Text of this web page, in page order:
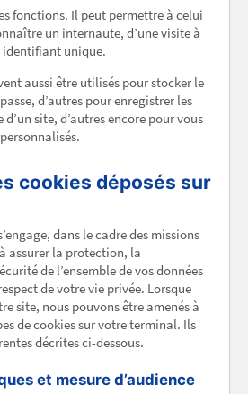
fonctions. Il peut permettre à celui
un internaute, d’une visite à
identifiant unique.
aussi être utilisés pour stocker le
d’autres pour enregistrer les
site, d’autres encore pour vous
cookies déposés sur
dans le cadre des missions
assurer la protection, la
de l’ensemble de vos données
de votre vie privée. Lorsque
site, nous pouvons être amenés à
de cookies sur votre terminal. Ils
décrites ci-dessous.
et mesure d’audience